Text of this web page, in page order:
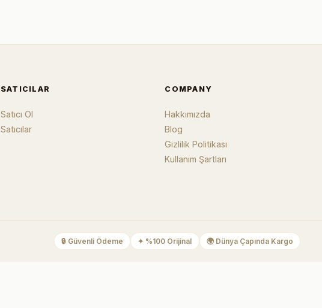
SATICILAR
Satıcı Ol
Satıcılar
COMPANY
Hakkımızda
Blog
Gizlilik Politikası
Kullanım Şartları
🔒 Güvenli Ödeme ✦ %100 Orijinal 🌍 Dünya Çapında Kargo